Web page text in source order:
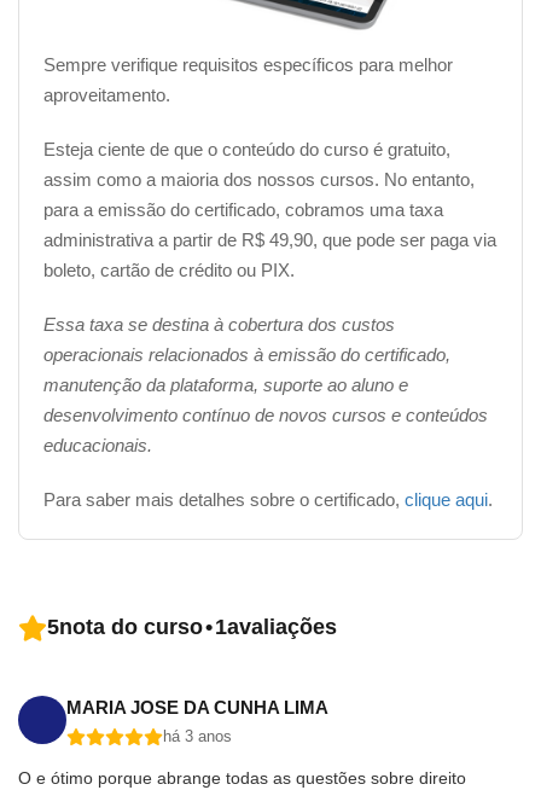
Sempre verifique requisitos específicos para melhor
aproveitamento.
Esteja ciente de que o conteúdo do curso é gratuito,
assim como a maioria dos nossos cursos. No entanto,
para a emissão do certificado, cobramos uma taxa
administrativa a partir de R$ 49,90, que pode ser paga via
boleto, cartão de crédito ou PIX.
Essa taxa se destina à cobertura dos custos
operacionais relacionados à emissão do certificado,
manutenção da plataforma, suporte ao aluno e
desenvolvimento contínuo de novos cursos e conteúdos
educacionais.
Para saber mais detalhes sobre o certificado, clique aqui.
5nota do curso•1avaliações
MARIA JOSE DA CUNHA LIMA
há 3 anos
O e ótimo porque abrange todas as questões sobre direito